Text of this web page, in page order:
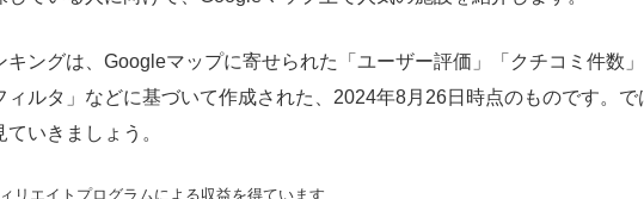
ングは、Googleマップに寄せられた「ユーザー評価」「クチコミ件数
ィルタ」などに基づいて作成された、2024年8月26日時点のものです。で
ていきましょう。
リエイトプログラムによる収益を得ています